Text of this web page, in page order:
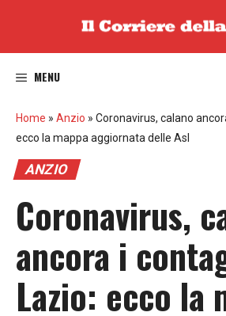
MENU
Home » Anzio » Coronavirus, calano
ecco la mappa aggiornata delle Asl
ANZIO
Coronavirus,
ancora i
Lazio: ecco la